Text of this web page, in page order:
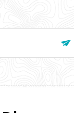
